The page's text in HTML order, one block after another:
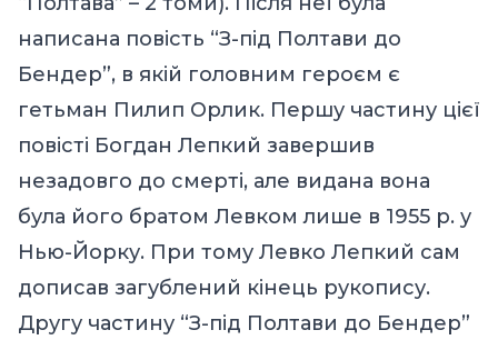
написана повість “З-під Полтави до
Бендер”, в якій головним героєм є
гетьман Пилип Орлик. Першу частину цієї
повісті Богдан Лепкий завершив
незадовго до смерті, але видана вона
була його братом Левком лише в 1955 р. у
Нью-Йорку. При тому Левко Лепкий сам
дописав загублений кінець рукопису.
Другу частину “З-під Полтави до Бендер”